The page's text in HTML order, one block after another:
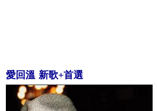
愛回溫 新歌+首選